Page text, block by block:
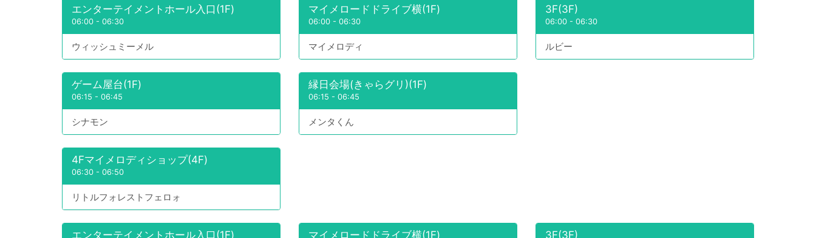
エンターテイメントホール入口(1F)
06:00 - 06:30
ウィッシュミーメル
マイメロードドライブ横(1F)
06:00- 06:30
マイメロディ
3F(3F)
06:00- 06:30
ルビー
ゲーム屋台(1F)
06:15 - 06:45
シナモン
縁日会場(きゃらグリ)(1F)
06:15 - 06:45
メンタくん
4Fマイメロディショップ(4F)
06:30 - 06:50
リトルフォレストフェロォ
エンターテイメントホール入口(1F) マイメロードドライブ横(1F) 3F(3F)